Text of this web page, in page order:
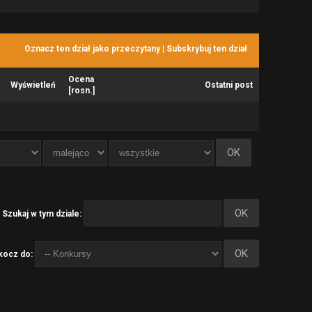
Oznacz ten dział jako przeczytany| Subskrybuj ten dział
Wyświetleń
Ocena
[rosn.]
Ostatni post
Szukaj w tym dziale:
do: